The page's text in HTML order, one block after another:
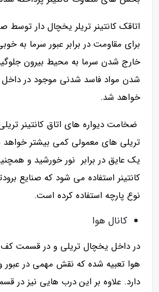
اتاقک کانتینر تریلر یخچال دار توسط
برای مقاومت در برابر عبور سرما به
خارج شدن سرما به محیط بیرون
شدن مواد فاسد شدنی موجود در داخل
خواهد شد.
ضخامت دیواره های اتاق کانتینر
تریلی های معمولی کمی بیشتر خواهد
یک عایق در برابر نور خورشید و
کانتینر استفاده می شود که صنایع
نوع پارچه استفاده کرده است.
کانال هوا
در داخل یخچال تریلی و در قسمت کف
هوا تعبیه شده که نقش مهمی در عبور
دارد. علاوه بر این درب هایی نیز در